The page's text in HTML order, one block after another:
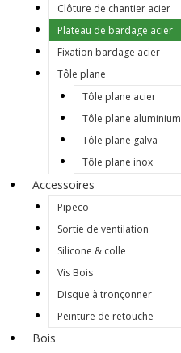
Clôture de chantier acier
Plateau de bardage acier
Fixation bardage acier
Tôle plane
Tôle plane acier
Tôle plane aluminium
Tôle plane galva
Tôle plane inox
Accessoires
Pipeco
Sortie de ventilation
Silicone & colle
Vis Bois
Disque à tronçonner
Peinture de retouche
Bois